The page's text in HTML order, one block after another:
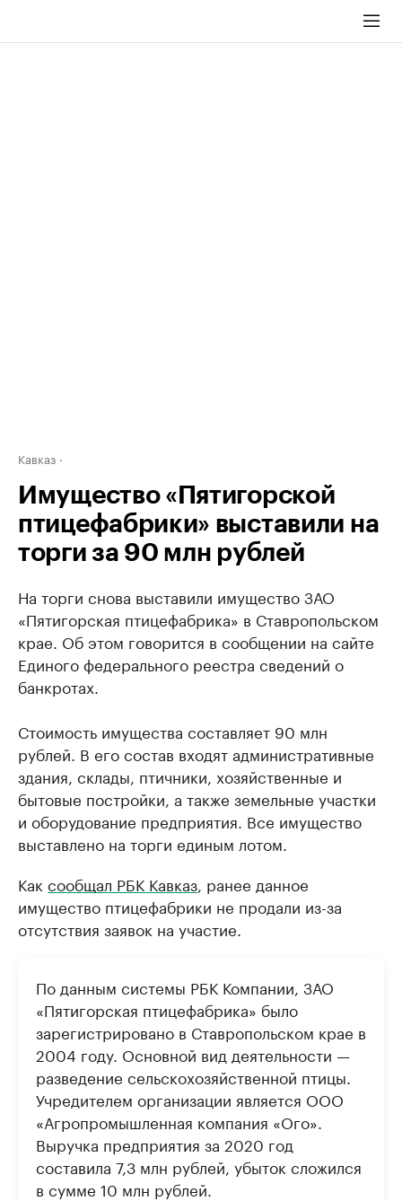
Кавказ
Имущество «Пятигорской
птицефабрики» выставили на
торги за 90 млн рублей
На торги снова выставили имущество ЗАО
«Пятигорская птицефабрика» в Ставропольском
крае. Об этом говорится в сообщении на сайте
Единого федерального реестра сведений о
банкротах.
Стоимость имущества составляет 90 млн
рублей. В его состав входят административные
здания, склады, птичники, хозяйственные и
бытовые постройки, а также земельные участки
и оборудование предприятия. Все имущество
выставлено на торги единым лотом.
Как сообщал РБК Кавказ , ранее данное
имущество птицефабрики не продали из-за
отсутствия заявок на участие.
По данным системы РБК Компании, ЗАО
«Пятигорская птицефабрика» было
зарегистрировано в Ставропольском крае в
2004 году. Основной вид деятельности —
разведение сельскохозяйственной птицы.
Учредителем организации является ООО
«Агропромышленная компания «Ого».
Выручка предприятия за 2020 год
составила 7,3 млн рублей, убыток сложился
в сумме 10 млн рублей.